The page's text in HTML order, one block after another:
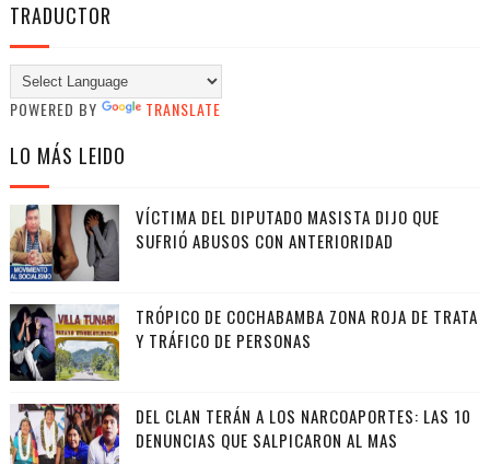
TRADUCTOR
POWERED BY TRANSLATE
LO MÁS LEIDO
VÍCTIMA DEL DIPUTADO MASISTA DIJO QUE
SUFRIÓ ABUSOS CON ANTERIORIDAD
TRÓPICO DE COCHABAMBA ZONA ROJA DE TRATA
Y TRÁFICO DE PERSONAS
DEL CLAN TERÁN A LOS NARCOAPORTES: LAS 10
DENUNCIAS QUE SALPICARON AL MAS